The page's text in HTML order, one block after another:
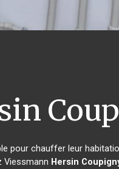
pour chauffer leur
Viessmann Hersin